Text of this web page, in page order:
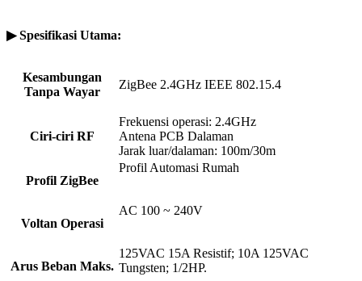
▶ Spesifikasi Utama:
Kesambungan
Tanpa Wayar
ZigBee 2.4GHz IEEE 802.15.4
Ciri-ciri RF
Frekuensi operasi: 2.4GHz
Antena PCB Dalaman
Jarak luar/dalaman: 100m/30m
Profil ZigBee
Profil Automasi Rumah
Voltan Operasi
AC 100 ~ 240V
Arus Beban Maks.
125VAC 15A Resistif; 10A 125VAC
Tungsten; 1/2HP.